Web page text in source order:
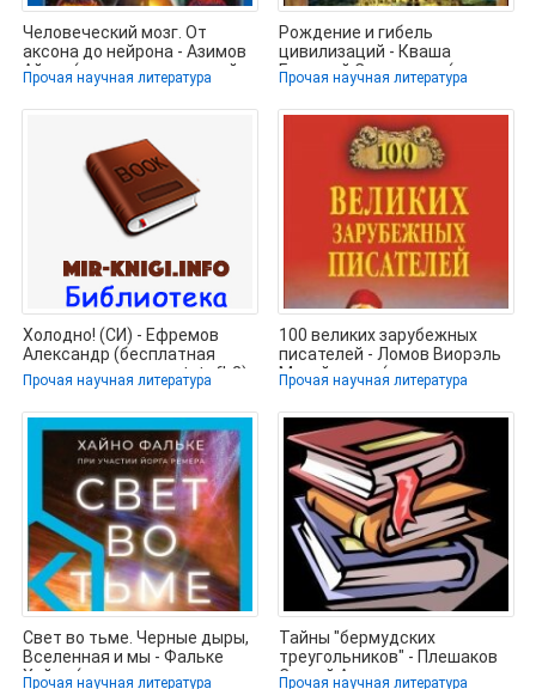
Человеческий мозг. От
аксона до нейрона - Азимов
Айзек (читаем книги онлайн
Прочая научная литература
Рождение и гибель
цивилизаций - Кваша
Григорий Семенович (книги
без регистрации
Прочая научная литература
Холодно! (СИ) - Ефремов
Александр (бесплатная
регистрация книга .txt, .fb2)
📗
Прочая научная литература
100 великих зарубежных
писателей - Ломов Виорэль
Михайлович (книги
бесплатно
Прочая научная литература
Свет во тьме. Черные дыры,
Вселенная и мы - Фальке
Хайно (читать полные книги
Прочая научная литература
Тайны "бермудских
треугольников" - Плешаков
Сергей Александрович
Прочая научная литература